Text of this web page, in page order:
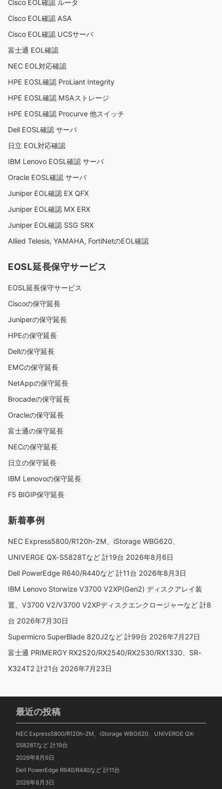
Cisco EOL確認 ルータ
Cisco EOL確認 ASA
Cisco EOL確認 UCSサーバ
富士通 EOL確認
NEC EOL対応確認
HPE EOSL確認 ProLiant Integrity
HPE EOSL確認 MSAストレージ
HPE EOSL確認 Procurve 他スイッチ
Dell EOSL確認 サーバ
日立 EOL対応確認
IBM Lenovo EOSL確認 サーバ
Oracle EOSL確認 サーバ
Juniper EOL確認 EX QFX
Juniper EOL確認 MX ERX
Juniper EOL確認 SSG SRX
Allied Telesis, YAMAHA, FortiNetのEOL確認
EOSL延長保守サービス
EOSL延長保守サービス
Ciscoの保守延長
Juniperの保守延長
HPEの保守延長
Dellの保守延長
EMCの保守延長
NetAppの保守延長
Brocadeの保守延長
Oracleの保守延長
富士通の保守延長
NECの保守延長
日立の保守延長
IBM Lenovoの保守延長
F5 BIGIP保守延長
新着事例
NEC Express5800/R120h-2M、iStorage WBG620、
UNIVERGE QX-S5828Tなど 計19台 2026年8月6日
Dell PowerEdge R640/R440など 計11台 2026年8月3日
IBM Lenovo Storwize V3700 V2XP(Gen2) ディスクアレイ装
置、V3700 V2/V3700 V2XPディスクエンクロージャーなど 計8
台 2026年7月30日
Supermicro SuperBlade 820J2など 計99台 2026年7月27日
富士通 PRIMERGY RX2520/RX2540/RX2530/RX1330、SR-
X324T2 計21台 2026年7月23日
最近の投稿
NEC Express5800/R120h-2M、iStorage WBG620、UNIVERGE QX-
S5828Tなど 計19台
2026年8月6日
Dell PowerEdge R640/R440など 計11台
2026年8月3日